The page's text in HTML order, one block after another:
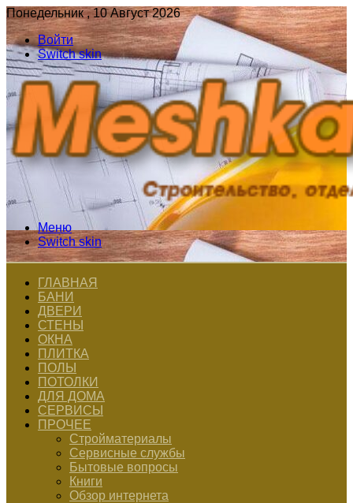
Понедельник , 10 Август 2026
Войти
Switch skin
Меню
Switch skin
ГЛАВНАЯ
БАНИ
ДВЕРИ
СТЕНЫ
ОКНА
ПЛИТКА
ПОЛЫ
ПОТОЛКИ
ДЛЯ ДОМА
СЕРВИСЫ
ПРОЧЕЕ
Стройматериалы
Сервисные службы
Бытовые вопросы
Книги
Обзор интернета